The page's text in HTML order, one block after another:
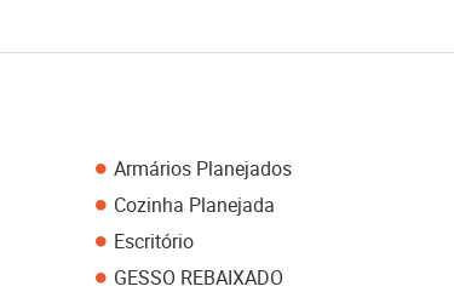
Armários Planejados
Cozinha Planejada
Escritório
GESSO REBAIXADO